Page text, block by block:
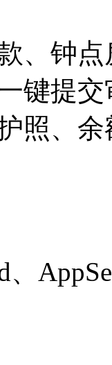
、钟
键提
照、